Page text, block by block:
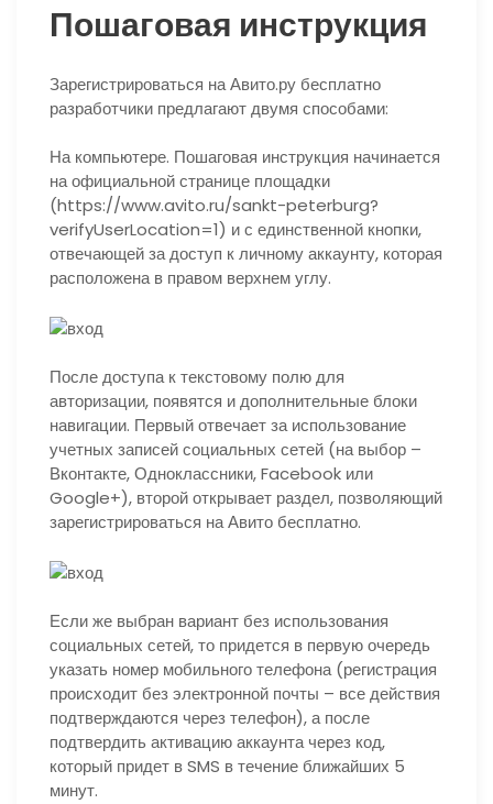
Пошаговая инструкция
Зарегистрироваться на Авито.ру бесплатно
разработчики предлагают двумя способами:
На компьютере. Пошаговая инструкция начинается
на официальной странице площадки
(https://www.avito.ru/sankt-peterburg?
verifyUserLocation=1) и с единственной кнопки,
отвечающей за доступ к личному аккаунту, которая
расположена в правом верхнем углу.
После доступа к текстовому полю для
авторизации, появятся и дополнительные блоки
навигации. Первый отвечает за использование
учетных записей социальных сетей (на выбор –
Вконтакте, Одноклассники, Facebook или
Google+), второй открывает раздел, позволяющий
зарегистрироваться на Авито бесплатно.
Если же выбран вариант без использования
социальных сетей, то придется в первую очередь
указать номер мобильного телефона (регистрация
происходит без электронной почты – все действия
подтверждаются через телефон), а после
подтвердить активацию аккаунта через код,
который придет в SMS в течение ближайших 5
минут.